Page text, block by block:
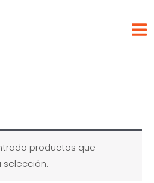
productos que
selección.